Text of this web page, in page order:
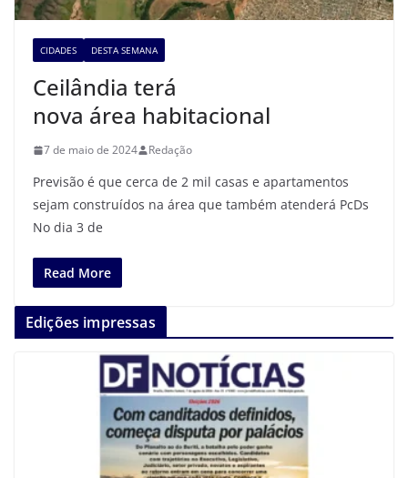
CIDADES DESTA SEMANA
Ceilândia terá
nova área habitacional
7 de maio de 2024 Redação
Previsão é que cerca de 2 mil casas e apartamentos
sejam construídos na área que também atenderá PcDs
No dia 3 de
Read More
Edições impressas